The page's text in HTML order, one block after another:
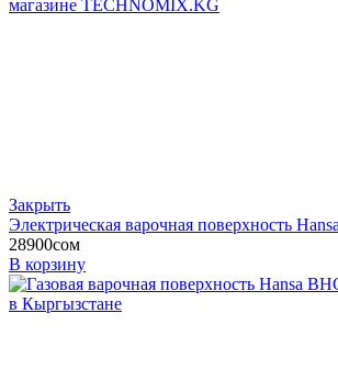
Закрыть
Электрическая варочная поверхность
28900сом
В корзину